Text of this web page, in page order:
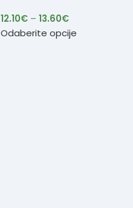
12.10€ – 13.60€
Odaberite opcije